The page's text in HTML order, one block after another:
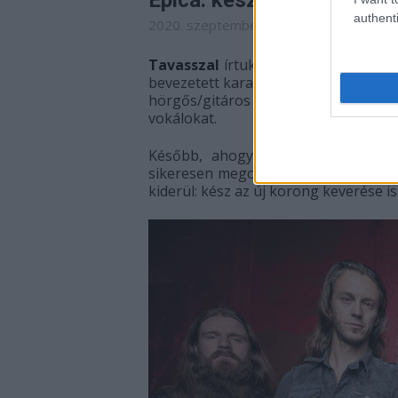
Tavasszal írtuk meg, miszerint a
bevezetett karantén igencsak
hörgős/gitáros Mark Jansen csak
vokálokat.
Később, ahogy enyhítéseket
sikeresen megoldották ezt a
kiderül: kész az új korong keverése